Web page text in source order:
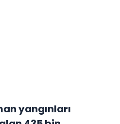
yangınları